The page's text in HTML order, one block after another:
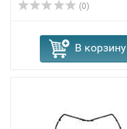
(0)
В корзину